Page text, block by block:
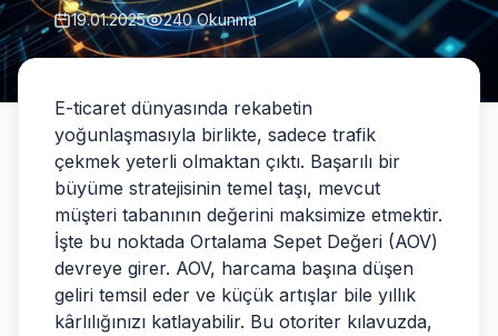
19.01.2025 240 Okunma
E-ticaret dünyasında rekabetin
yoğunlaşmasıyla birlikte, sadece trafik
çekmek yeterli olmaktan çıktı. Başarılı bir
büyüme stratejisinin temel taşı, mevcut
müşteri tabanının değerini maksimize etmektir.
İşte bu noktada Ortalama Sepet Değeri (AOV)
devreye girer. AOV, harcama başına düşen
geliri temsil eder ve küçük artışlar bile yıllık
kârlılığınızı katlayabilir. Bu otoriter kılavuzda,